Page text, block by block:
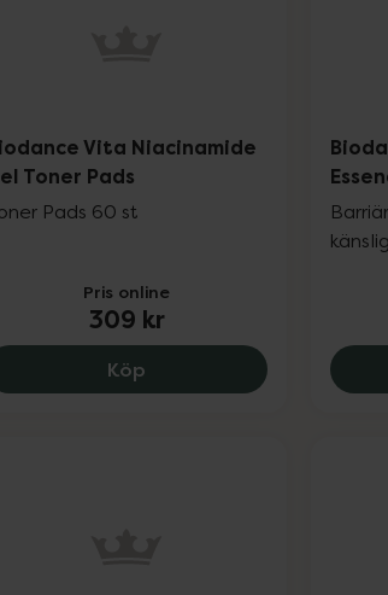
Vita Niacinamide
Toner Pads
Pads 60 st
Pris online
309 kr
Köp Biodance Vita